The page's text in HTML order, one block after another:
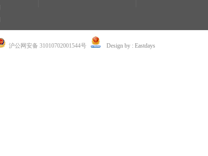
沪公网安备 31010702001544号 Design by : Eastdays